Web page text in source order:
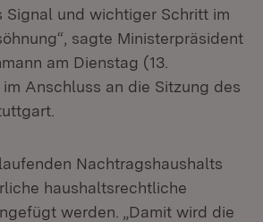
Signal und wichtiger Schritt im
sagte Ministerpräsident
am Dienstag (13.
im Anschluss an die Sitzung des
Nachtragshaushalts
haushaltsrechtliche
werden. „Damit wird die